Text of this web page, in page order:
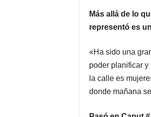
Más allá de lo
representó es
«Ha sido una
poder planificar
la calle es
donde mañana